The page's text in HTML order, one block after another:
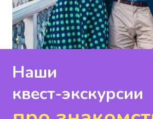
Наши
квест-экскурсии